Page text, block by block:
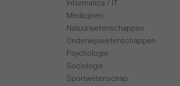
Informatica / IT
Medicijnen
Natuurwetenschappen
Onderwijswetenschappen
Psychologie
Sociologie
Sportwetenschap